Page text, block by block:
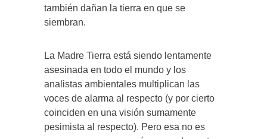
también dañan la tierra en que se
siembran.
La Madre Tierra está siendo lentamente
asesinada en todo el mundo y los
analistas ambientales multiplican las
voces de alarma al respecto (y por cierto
coinciden en una visión sumamente
pesimista al respecto). Pero esa no es